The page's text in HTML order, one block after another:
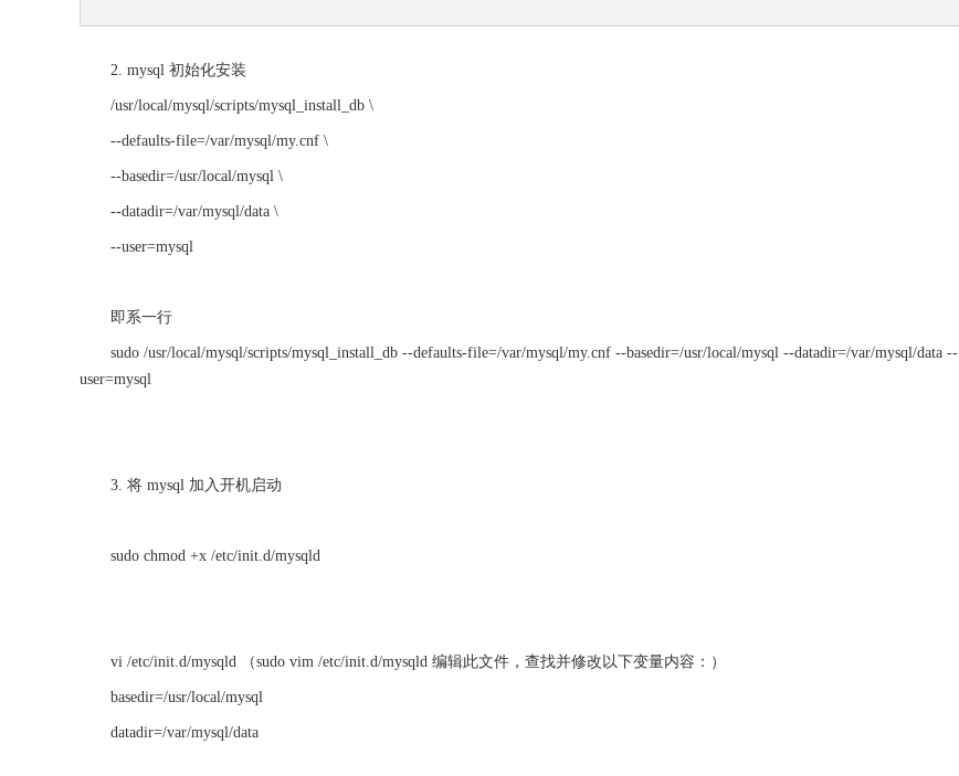
2. mysql 初始化安装
/usr/local/mysql/scripts/mysql_install_db \
--defaults-file=/var/mysql/my.cnf \
--basedir=/usr/local/mysql \
--datadir=/var/mysql/data \
--user=mysql
即系一行
sudo /usr/local/mysql/scripts/mysql_install_db --defaults-file=/var/mysql/my.cnf --basedir=/usr/local/mysql --datadir=/var/mysql/data --
user=mysql
3. 将 mysql 加入开机启动
sudo chmod +x /etc/init.d/mysqld
vi /etc/init.d/mysqld （sudo vim /etc/init.d/mysqld 编辑此文件，查找并修改以下变量内容：）
basedir=/usr/local/mysql
datadir=/var/mysql/data